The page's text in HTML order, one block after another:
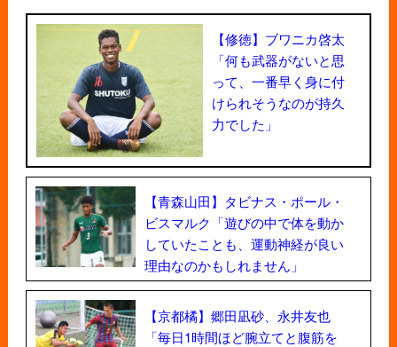
【修徳】ブワニカ啓太
「何も武器がないと思
って、一番早く身に付
けられそうなのが持久
力でした」
【青森山田】タビナス・ポール・
ビスマルク「遊びの中で体を動か
していたことも、運動神経が良い
理由なのかもしれません」
【京都橘】郷田凪砂、永井友也
「毎日1時間ほど腕立てと腹筋を